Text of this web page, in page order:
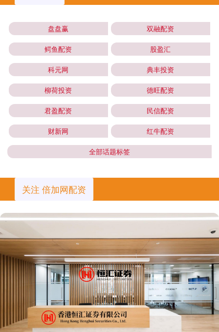
盘盘赢 双融配资
鳄鱼配资 股盈汇
科元网 典丰投资
柳荷投资 德旺配资
君盈配资 民信配资
财新网 红牛配资
全部话题标签
关注 倍加网配资